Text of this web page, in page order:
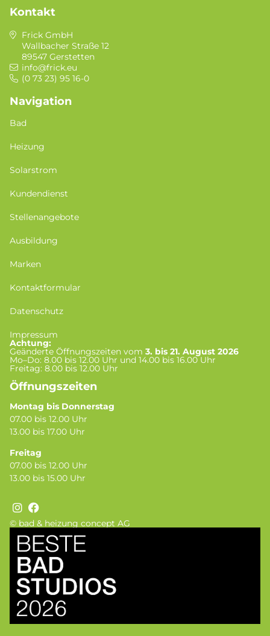
© bad & heizung concept AG
Kontakt
Frick GmbH
Wallbacher Straße 12
89547 Gerstetten
info@frick.eu
(0 73 23) 95 16-0
Navigation
Bad
Heizung
Solarstrom
Kundendienst
Stellenangebote
Ausbildung
Marken
Kontaktformular
Datenschutz
Impressum
Achtung:
Geänderte Öffnungszeiten vom 3. bis 21. August 2026
Mo–Do: 8.00 bis 12.00 Uhr und 14.00 bis 16.00 Uhr
Freitag: 8.00 bis 12.00 Uhr
Öffnungszeiten
Montag bis Donnerstag
07.00 bis 12.00 Uhr
13.00 bis 17.00 Uhr
Freitag
07.00 bis 12.00 Uhr
13.00 bis 15.00 Uhr